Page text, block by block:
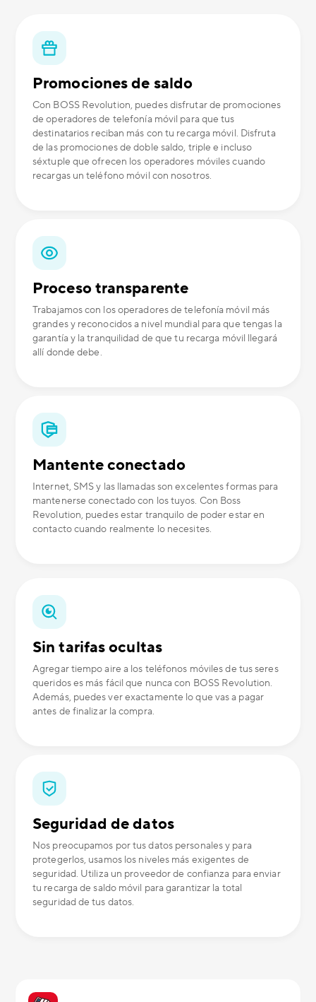
Promociones de saldo
Con BOSS Revolution, puedes disfrutar de promociones
de operadores de telefonía móvil para que tus
destinatarios reciban más con tu recarga móvil. Disfruta
de las promociones de doble saldo, triple e incluso
séxtuple que ofrecen los operadores móviles cuando
recargas un teléfono móvil con nosotros.
Proceso transparente
Trabajamos con los operadores de telefonía móvil más
grandes y reconocidos a nivel mundial para que tengas la
garantía y la tranquilidad de que tu recarga móvil llegará
allí donde debe.
Mantente conectado
Internet, SMS y las llamadas son excelentes formas para
mantenerse conectado con los tuyos. Con Boss
Revolution, puedes estar tranquilo de poder estar en
contacto cuando realmente lo necesites.
Sin tarifas ocultas
Agregar tiempo aire a los teléfonos móviles de tus seres
queridos es más fácil que nunca con BOSS Revolution.
Además, puedes ver exactamente lo que vas a pagar
antes de finalizar la compra.
Seguridad de datos
Nos preocupamos por tus datos personales y para
protegerlos, usamos los niveles más exigentes de
seguridad. Utiliza un proveedor de confianza para enviar
tu recarga de saldo móvil para garantizar la total
seguridad de tus datos.